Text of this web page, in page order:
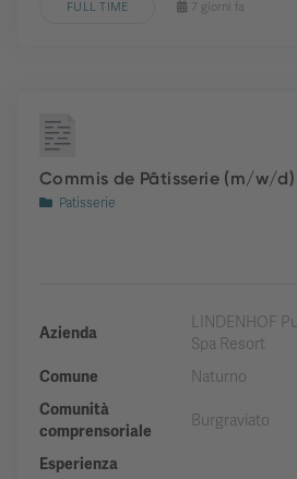
FULL TIME 7 giorni fa
Commis de Pâtisserie (m/w/d)
Patisserie
Azienda
LINDENHOF
Spa Resort
Comune
Naturno
Comunità
comprensoriale
Burgraviato
Esperienza